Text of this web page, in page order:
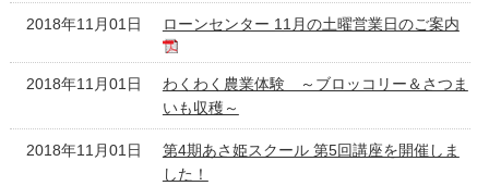
2018年11月01日 ローンセンター 11月の土曜営業日のご案内
2018年11月01日
わくわく農業体験 ～ブロッコリー＆さつま
いも収穫～
2018年11月01日
第4期あさ姫スクール 第5回講座を開催しま
した！